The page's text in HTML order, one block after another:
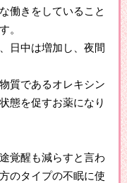
働きをしていること
。
日中は増加し、夜間
質であるオレキシン
態を促すお薬になり
覚醒も減らすと言わ
のタイプの不眠に使